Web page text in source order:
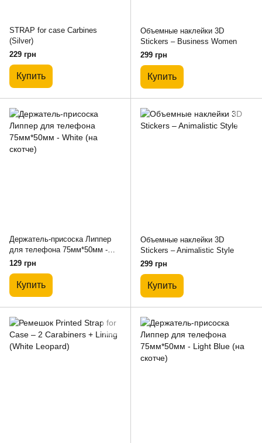
STRAP for case Carbines
(Silver)
229 грн
Купить
Объемные наклейки 3D
Stickers – Business Women
299 грн
Купить
Держатель-присоска Липпер
для телефона 75мм*50мм -
White (на скотче)
129 грн
Купить
Объемные наклейки 3D
Stickers – Animalistic Style
299 грн
Купить